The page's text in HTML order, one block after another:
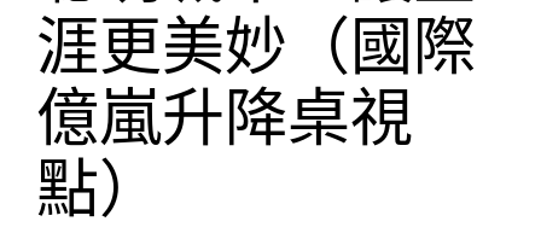
涯更美妙（國際
億嵐升降桌視
點）